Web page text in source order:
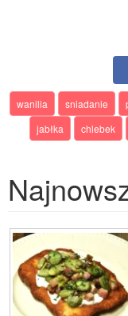
wanilia sniadanie
jabłka
chlebek